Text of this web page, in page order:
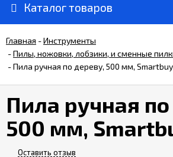
Прайс-
Доставка
и
оплата
Каталог товаров
Главная -Инструменты
-Пилы, ножовки, лобзики, и сменные
-Пила ручная по дереву, 500 мм, Smartbuy
Пила ручная
500 мм,
Оставить отзыв